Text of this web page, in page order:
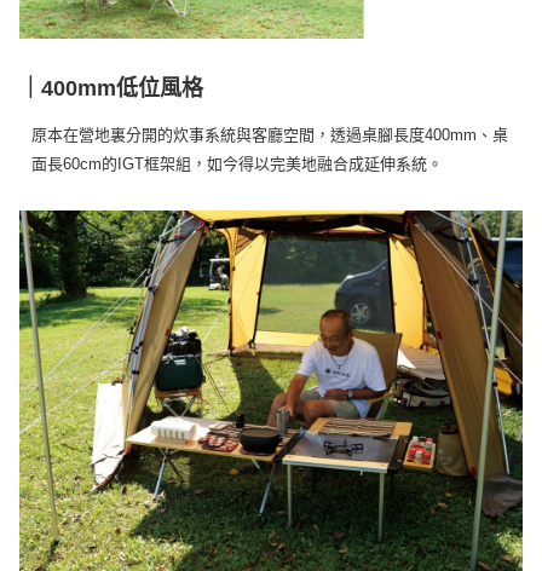
２．訂單成立數日內，您將收到繳費通知簡訊。
３．收到繳費通知簡訊後14天內，點擊此簡訊中的連結，可透過四大超商／
※ 請注意：結帳手續完成當下不需立刻繳費，但若您需要取消訂單，請聯絡
購買商品的店家。未經商家同意取消之訂單仍視為有效，需透過AFTEE先享
※ 交易是否成功請以「AFTEE先享後付 」之結帳頁面顯示為準，若有關於
是否繳費成功／繳費後需取消欲退款等相關疑問，請聯繫「AFTEE先享後付
【注意事項】
１．透過由恩沛科技股份有限公司提供之「AFTEE先享後付」服務完成之交
易，需依本服務之必要範圍內提供個人資料，並將交易相關給付款項請求債
權轉讓予恩沛科技股份有限公司。
２．關於個人資料處理事宜，請瀏覽以下網址：
https://aftee.tw/terms/#terms3
３．未成年的使用者請事先徵得法定代理人或監護人之同意方可使用
「AFTEE先享後付」，若未經同意申辦者引起之損失，本公司不負相關責
任。
４．使用「AFTEE先享後付」時，將依據個別帳號之用戶狀況，依本公司即
時審查核予不同之上限額度；若仍有額度不足之情形，本公司將視審查結果
請求用戶進行身份認證。
５．嚴禁一人註冊多個帳號或使用他人資訊註冊。若發現惡意使用之情形，
恩沛科技股份有限公司將有權停止該用戶之使用額度並採取法律行動。
｜400mm低位風格
原本在營地裏分開的炊事系統與客廳空間，透過桌腳長度400mm、桌
面長60cm的IGT框架組，如今得以完美地融合成延伸系統。